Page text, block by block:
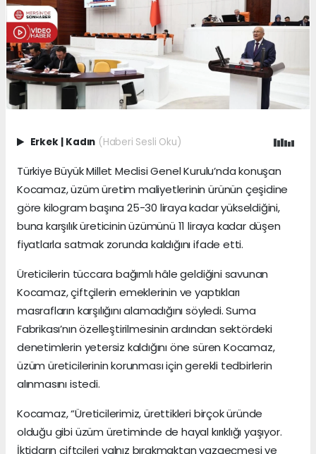
Erkek | Kadın (Haberi Sesli Oku)
Türkiye Büyük Millet Meclisi Genel Kurulu’nda konuşan
Kocamaz, üzüm üretim maliyetlerinin ürünün çeşidine
göre kilogram başına 25-30 liraya kadar yükseldiğini,
buna karşılık üreticinin üzümünü 11 liraya kadar düşen
fiyatlarla satmak zorunda kaldığını ifade etti.
Üreticilerin tüccara bağımlı hâle geldiğini savunan
Kocamaz, çiftçilerin emeklerinin ve yaptıkları
masrafların karşılığını alamadığını söyledi. Suma
Fabrikası’nın özelleştirilmesinin ardından sektördeki
denetimlerin yetersiz kaldığını öne süren Kocamaz,
üzüm üreticilerinin korunması için gerekli tedbirlerin
alınmasını istedi.
Kocamaz, “Üreticilerimiz, ürettikleri birçok üründe
olduğu gibi üzüm üretiminde de hayal kırıklığı yaşıyor.
İktidarın çiftçileri yalnız bırakmaktan vazgeçmesi ve